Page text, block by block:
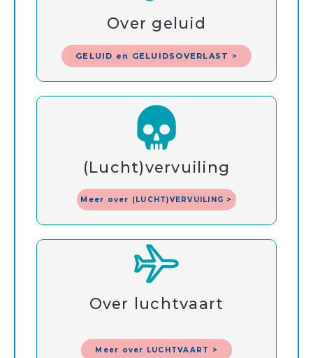
Over geluid
GELUID en GELUIDSOVERLAST >
(Lucht)vervuiling
Meer over (LUCHT)VERVUILING >
Over luchtvaart
Meer over LUCHTVAART >